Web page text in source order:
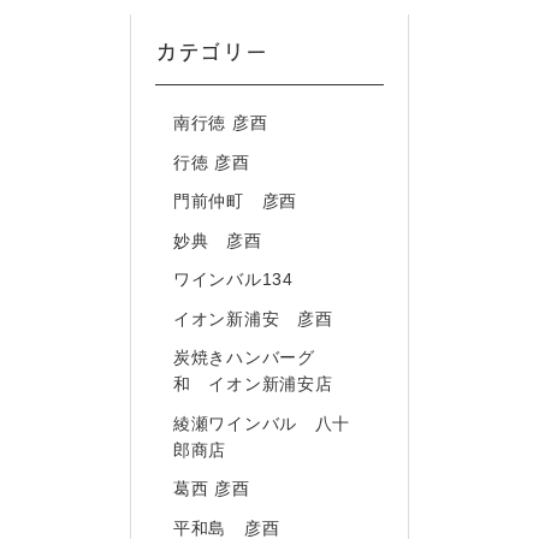
カテゴリー
南行徳 彦酉
行徳 彦酉
門前仲町 彦酉
妙典 彦酉
ワインバル134
イオン新浦安 彦酉
炭焼きハンバーグ
和 イオン新浦安店
綾瀬ワインバル 八十
郎商店
葛西 彦酉
平和島 彦酉